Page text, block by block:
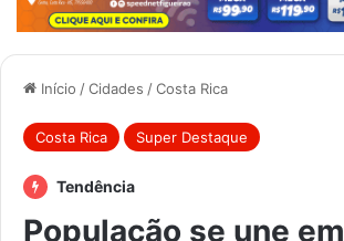
Início /Cidades /Costa Rica
Costa Rica Super Destaque
Tendência
População se une em